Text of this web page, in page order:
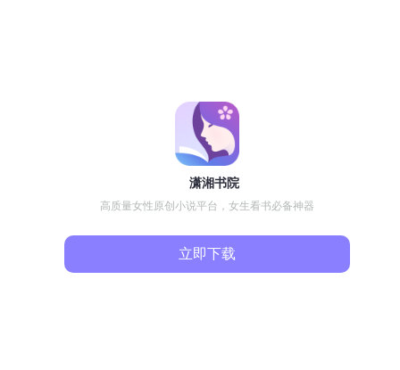
潇湘书院
高质量女性原创小说平台，女生看书必备神器
立即下载